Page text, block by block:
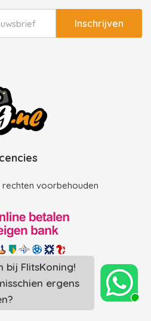
bij FlitsKoning!
ergens
Inschrijven
rechten voorbehouden
photobooths
videobooths